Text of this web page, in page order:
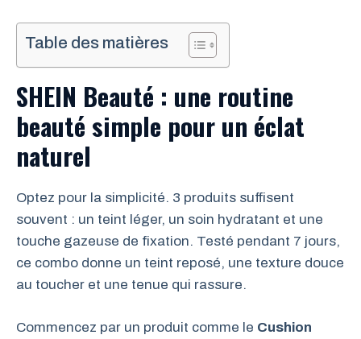
Table des matières
SHEIN Beauté : une routine
beauté simple pour un éclat
naturel
Optez pour la simplicité. 3 produits suffisent
souvent : un teint léger, un soin hydratant et une
touche gazeuse de fixation. Testé pendant 7 jours,
ce combo donne un teint reposé, une texture douce
au toucher et une tenue qui rassure.
Commencez par un produit comme le Cushion